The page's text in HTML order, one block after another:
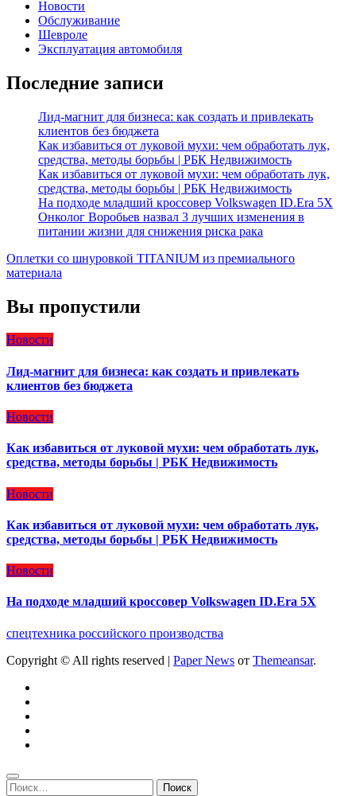
Новости
Обслуживание
Шевроле
Эксплуатация автомобиля
Последние записи
Лид-магнит для бизнеса: как создать и привлекать
клиентов без бюджета
Как избавиться от луковой мухи: чем обработать лук,
средства, методы борьбы | РБК Недвижимость
Как избавиться от луковой мухи: чем обработать лук,
средства, методы борьбы | РБК Недвижимость
На подходе младший кроссовер Volkswagen ID.Era 5X
Онколог Воробьев назвал 3 лучших изменения в
питании жизни для снижения риска рака
Оплетки со шнуровкой TITANIUM из премиального
материала
Вы пропустили
Новости
Лид-магнит для бизнеса: как создать и привлекать
клиентов без бюджета
Новости
Как избавиться от луковой мухи: чем обработать лук,
средства, методы борьбы | РБК Недвижимость
Новости
Как избавиться от луковой мухи: чем обработать лук,
средства, методы борьбы | РБК Недвижимость
Новости
На подходе младший кроссовер Volkswagen ID.Era 5X
спецтехника российского производства
Copyright © All rights reserved | Paper News от Themeansar.
Найти: